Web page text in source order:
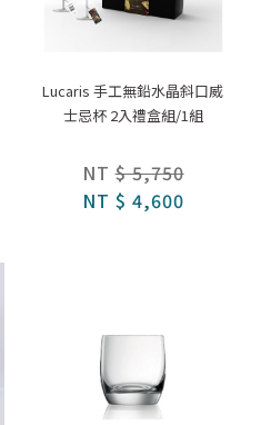
Lucaris 手工無鉛水晶斜口威
士忌杯 2入禮盒組/1組
NT $ 5,750
NT $ 4,600